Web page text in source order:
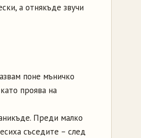
а отнякъде звучи
поне мъничко
проява на
Преди малко
съседите – след